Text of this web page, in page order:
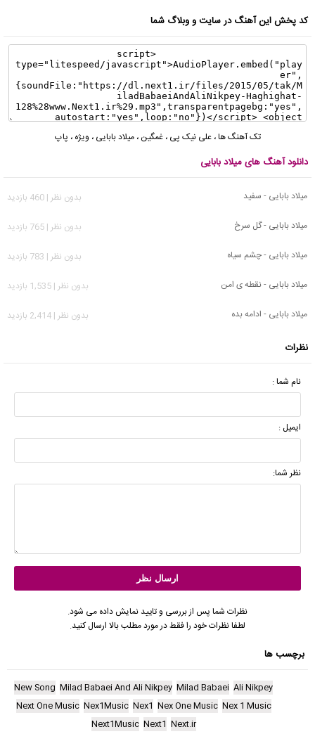
کد پخش این آهنگ در سایت و وبلاگ شما
تک آهنگ ها،علی نیک پی ،غمگین ،میلاد بابایی ، ویژه ، پاپ
دانلود آهنگ های میلاد بابایی
میلاد بابایی - سفید
بدون نظر | 460 بازدید
میلاد بابایی - گل سرخ
بدون نظر | 765 بازدید
میلاد بابایی - چشم سیاه
بدون نظر | 783 بازدید
میلاد بابایی - نقطه ی امن
بدون نظر | 1,535 بازدید
میلاد بابایی - ادامه بده
بدون نظر | 2,414 بازدید
نظرات
نام شما :
ایمیل :
نظر شما:
نظرات شما پس از بررسی و تایید نمایش داده می شود.
لطفا نظرات خود را فقط در مورد مطلب بالا ارسال کنید.
برچسب ها
Ali Nikpey
Milad Babaei
Milad Babaei And Ali Nikpey
New Song
Nex 1 Music
Nex One Music
Nex1
Nex1Music
Next One Music
Next.ir
Next1
Next1Music